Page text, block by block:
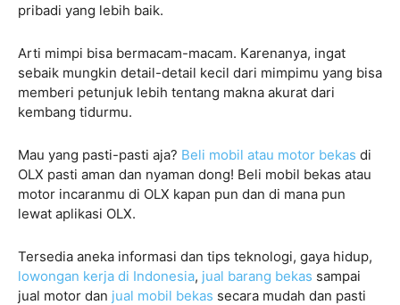
pribadi yang lebih baik.
Arti mimpi bisa bermacam-macam. Karenanya, ingat
sebaik mungkin detail-detail kecil dari mimpimu yang bisa
memberi petunjuk lebih tentang makna akurat dari
kembang tidurmu.
Mau yang pasti-pasti aja? Beli mobil atau motor bekas di
OLX pasti aman dan nyaman dong! Beli mobil bekas atau
motor incaranmu di OLX kapan pun dan di mana pun
lewat aplikasi OLX.
Tersedia aneka informasi dan tips teknologi, gaya hidup,
lowongan kerja di Indonesia, jual barang bekas sampai
jual motor dan jual mobil bekas secara mudah dan pasti